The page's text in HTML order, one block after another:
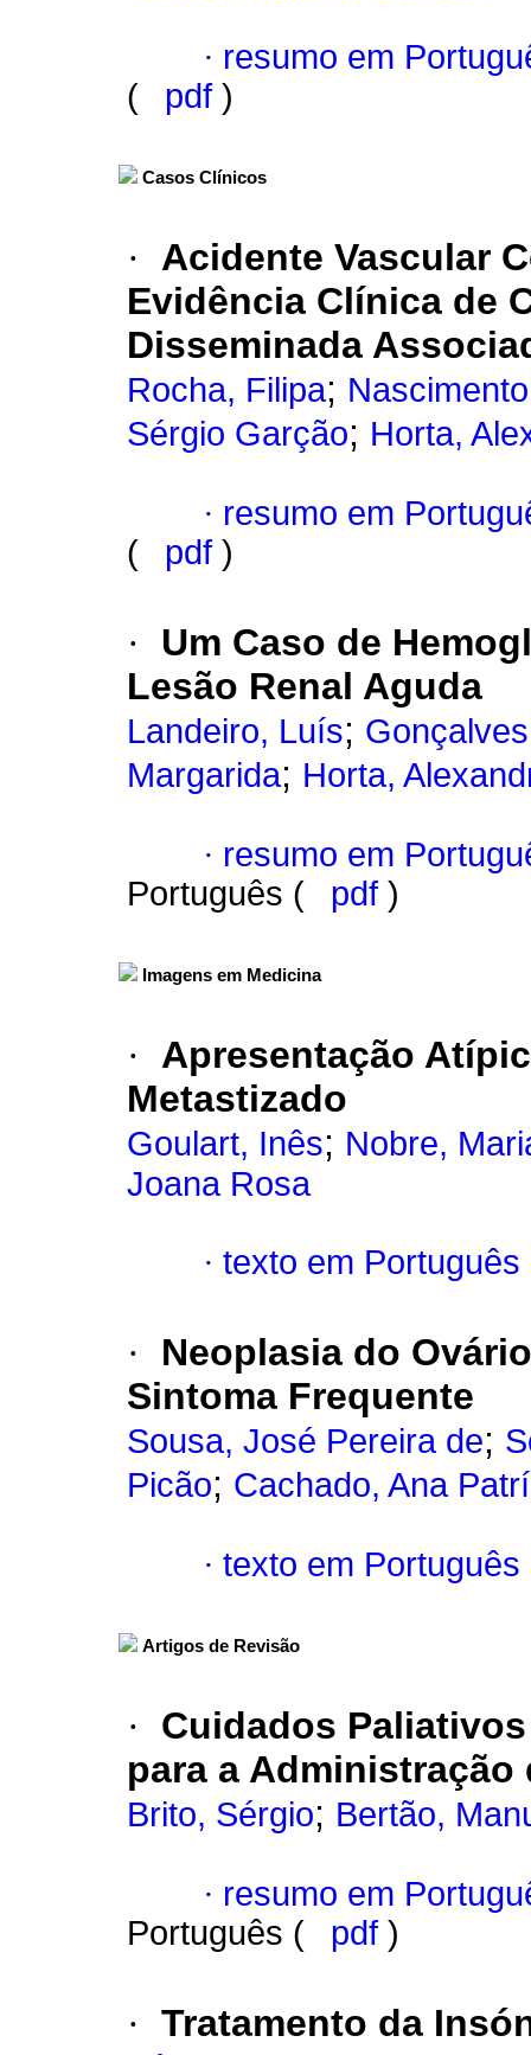
· resumo em
(
pdf )
Casos Clínicos
·
Acidente Vascular
Evidência Clínica de
Disseminada
Rocha, Filipa;
Sérgio Garção; Horta,
· resumo em
(
pdf )
·
Um Caso de
Lesão Renal Aguda
Landeiro, Luís;
Margarida; Horta,
· resumo em
Português (
pdf )
Imagens em Medicina
·
Apresentação
Metastizado
Goulart, Inês; Nobre,
Joana Rosa
· texto em Português
·
Neoplasia do
Sintoma Frequente
Sousa, José Pereira de;
Picão; Cachado, Ana
· texto em Português
Artigos de Revisão
·
Cuidados
para a Administração
Brito, Sérgio; Bertão,
· resumo em
Português (
pdf )
· Tratamento da